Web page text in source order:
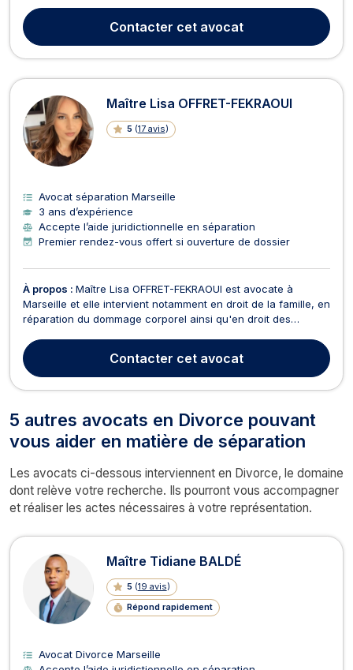
à l’amiable ou par consentement mutuel, la séparation ainsi
que les demandes de pension alimentair...
Contacter cet avocat
Maître Lisa OFFRET-FEKRAOUI
5 (17 avis)
Avocat séparation Marseille
3 ans d’expérience
Accepte l’aide juridictionnelle en séparation
Premier rendez-vous offert si ouverture de dossier
À propos : Maître Lisa OFFRET-FEKRAOUI est avocate à
Marseille et elle intervient notamment en droit de la famille, en
réparation du dommage corporel ainsi qu'en droit des
la procédure en réparation de votre dommage corporel en
cas d'accident de voiture, erreur médical ou agres...
Contacter cet avocat
5 autres avocats en Divorce pouvant
vous aider en matière de séparation
Les avocats ci-dessous interviennent en Divorce, le domaine
dont relève votre recherche. Ils pourront vous accompagner
et réaliser les actes nécessaires à votre représentation.
Maître Tidiane BALDÉ
5 (19 avis)
Répond rapidement
Avocat Divorce Marseille